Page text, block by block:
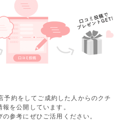
予約をしてご成約した人からのクチ
報を公開しています。
参考にぜひご活用ください。